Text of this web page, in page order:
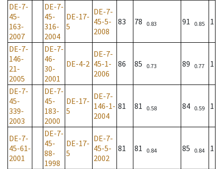
DE-7-
45-
163-
2007
DE-7-
45-
316-
2004
DE-17-
5
DE-7-
45-5-
2008
83 78 0.83 91 0.85 1
DE-7-
146-
21-
2005
DE-7-
46-
30-
2001
DE-4-2
DE-7-
45-1-
2006
86 85 0.73 89 0.77 1
DE-7-
45-
339-
2003
DE-7-
45-
183-
2000
DE-17-
5
DE-7-
146-1-
2004
81 81 0.58 84 0.59 1
DE-7-
45-61-
2001
DE-7-
45-
88-
1998
DE-17-
5
DE-7-
45-5-
2002
81 81 0.84 85 0.84 1